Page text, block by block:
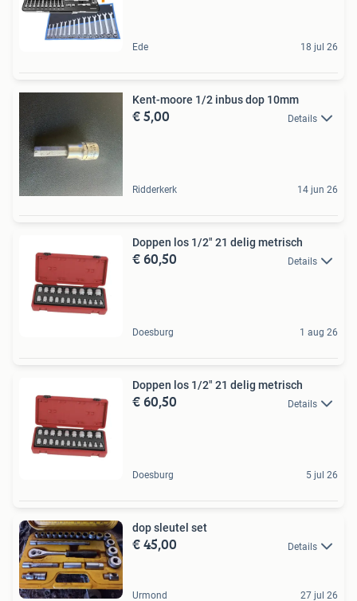
Ede 18 jul 26
Kent-moore 1/2 inbus dop 10mm
€ 5,00 Details
Ridderkerk 14 jun 26
Doppen los 1/2" 21 delig metrisch
€ 60,50 Details
Doesburg 1 aug 26
Doppen los 1/2" 21 delig metrisch
€ 60,50 Details
Doesburg 5 jul 26
dop sleutel set
€ 45,00 Details
Urmond 27 jul 26